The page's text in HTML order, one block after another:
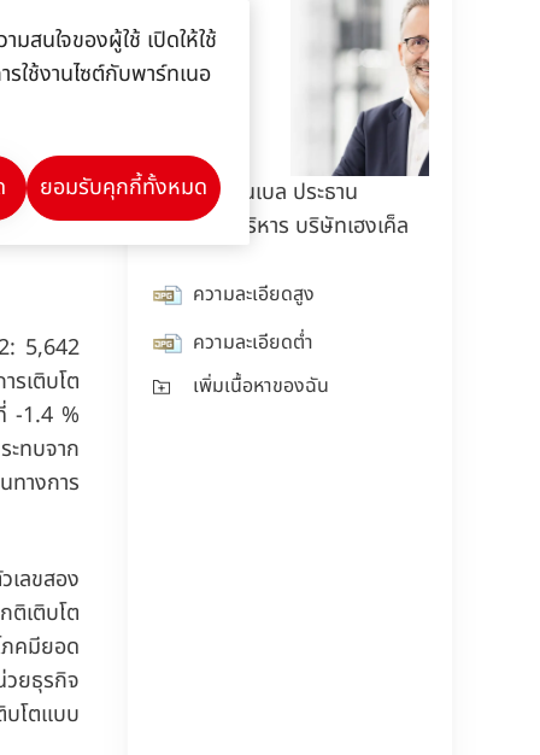
สำหรับ
มดอย่าง
5,642
รเติบโต
-1.4 %
ะทบจาก
ทางการ
ลขสอง
เติบโต
ภคมียอด
ยธุรกิจ
โตแบบ
คาร์สเทน โนเบล ประธาน
กรรมการบริหาร บริษัทเฮงเค็ล
ความละเอียดสูง
ความละเอียดต่ำ
เพิ่มเนื้อหาของฉัน
สนใจของผู้ใช้ เปิดให้ใช้
ใช้งานไซต์กับพาร์ทเนอ
ยอมรับคุกกี้ทั้งหมด